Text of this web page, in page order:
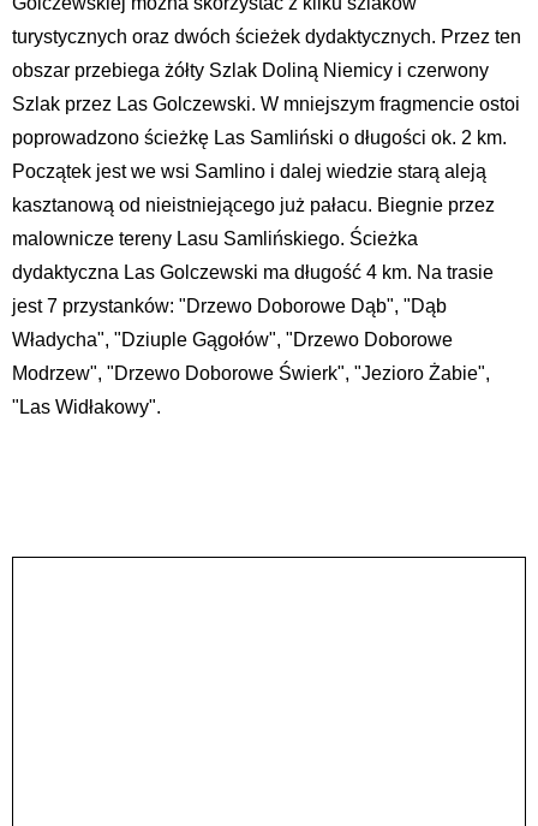
turystycznych oraz dwóch ścieżek dydaktycznych. Przez ten
obszar przebiega żółty Szlak Doliną Niemicy i czerwony
Szlak przez Las Golczewski. W mniejszym fragmencie ostoi
poprowadzono ścieżkę Las Samliński o długości ok. 2 km.
Początek jest we wsi Samlino i dalej wiedzie starą aleją
kasztanową od nieistniejącego już pałacu. Biegnie przez
malownicze tereny Lasu Samlińskiego. Ścieżka
dydaktyczna Las Golczewski ma długość 4 km. Na trasie
jest 7 przystanków: "Drzewo Doborowe Dąb", "Dąb
Władycha", "Dziuple Gągołów", "Drzewo Doborowe
Modrzew", "Drzewo Doborowe Świerk", "Jezioro Żabie",
"Las Widłakowy".